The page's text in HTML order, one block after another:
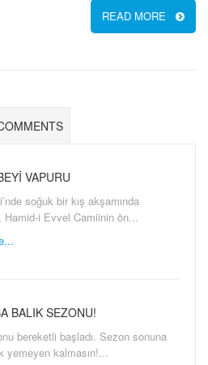
READ MORE
VAPURU
soğuk bir kış akşamında
Hamid-i Evvel Camiinin ön...
BALIK SEZONU!
bereketli başladı. Sezon sonuna
yemeyen kalmasın!...